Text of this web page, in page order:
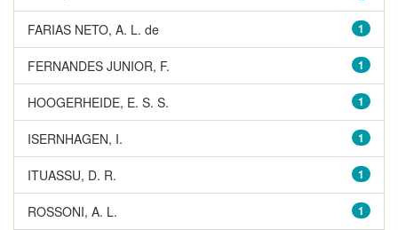
1
FARIAS NETO, A. L. de
1
FERNANDES JUNIOR, F.
1
HOOGERHEIDE, E. S. S.
1
ISERNHAGEN, I.
1
ITUASSU, D. R.
1
ROSSONI, A. L.